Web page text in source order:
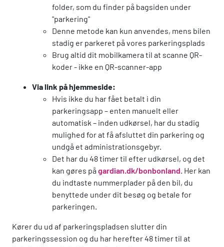
folder, som du finder på bagsiden under
"parkering"
Denne metode kan kun anvendes, mens bilen
stadig er parkeret på vores parkeringsplads
Brug altid dit mobilkamera til at scanne QR-
koder - ikke en QR-scanner-app
Via link på hjemmeside:
Hvis ikke du har fået betalt i din
parkeringsapp – enten manuelt eller
automatisk – inden udkørsel, har du stadig
mulighed for at få afsluttet din parkering og
undgå et administrationsgebyr.
Det har du 48 timer til efter udkørsel, og det
kan gøres pågardian.dk/bonbonland. Her kan
du indtaste nummerplader på den bil, du
benyttede under dit besøg og betale for
parkeringen.
Kører du ud af parkeringspladsen slutter din
parkeringssession og du har herefter 48 timer til at